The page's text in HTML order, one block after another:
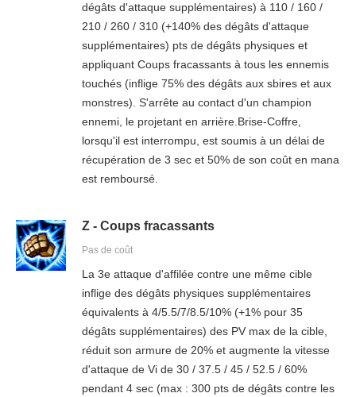
dégâts d'attaque supplémentaires) à 110 / 160 /
210 / 260 / 310 (+140% des dégâts d'attaque
supplémentaires) pts de dégâts physiques et
appliquant Coups fracassants à tous les ennemis
touchés (inflige 75% des dégâts aux sbires et aux
monstres). S'arrête au contact d'un champion
ennemi, le projetant en arrière.Brise-Coffre,
lorsqu'il est interrompu, est soumis à un délai de
récupération de 3 sec et 50% de son coût en mana
est remboursé.
Z - Coups fracassants
Pas de coût
La 3e attaque d'affilée contre une même cible
inflige des dégâts physiques supplémentaires
équivalents à 4/5.5/7/8.5/10% (+1% pour 35
dégâts supplémentaires) des PV max de la cible,
réduit son armure de 20% et augmente la vitesse
d'attaque de Vi de 30 / 37.5 / 45 / 52.5 / 60%
pendant 4 sec (max : 300 pts de dégâts contre les